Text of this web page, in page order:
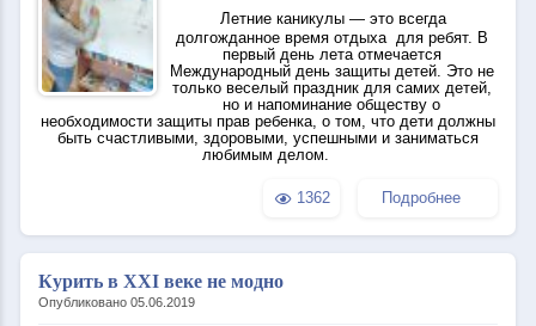
Летние каникулы — это всегда
долгожданное время отдыха для ребят. В
первый день лета отмечается
Международный день защиты детей. Это не
только веселый праздник для самих детей,
но и напоминание обществу о
необходимости защиты прав ребенка, о том, что дети должны
быть счастливыми, здоровыми, успешными и заниматься
любимым делом.
1362 Подробнее
Курить в XXI веке не модно
Опубликовано 05.06.2019